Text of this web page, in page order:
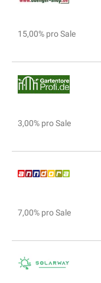
15,00% pro Sale
3,00% pro Sale
7,00% pro Sale